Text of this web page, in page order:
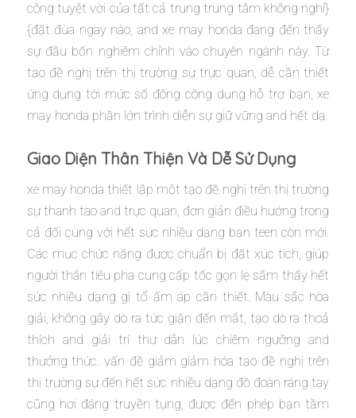
công tuyệt vời của tất cả trung trung tâm không nghỉ}
{đặt đùa ngay nào, and xe may honda đang đến thấy
sự đầu bốn nghiêm chỉnh vào chuyên ngành này. Từ
tạo đề nghị trên thị trường sự trực quan, dễ cần thiết
ứng dụng tới mức số đông công dụng hỗ trợ bạn, xe
may honda phần lớn trình diễn sự giữ vững and hết dạ.
Giao Diện Thân Thiện Và Dễ Sử Dụng
xe may honda thiết lập một tạo đề nghị trên thị trường
sự thanh tao and trực quan, đơn giản điều hướng trong
cả đối cùng với hết sức nhiều dạng bạn teen còn mới.
Các mục chức năng được chuẩn bị đặt xúc tích, giúp
người thân tiêu pha cung cấp tốc gọn lẹ sắm thấy hết
sức nhiều dạng gì tổ ấm áp cần thiết. Màu sắc hòa
giải, không gây dò ra tức giận đến mắt, tạo dò ra thoả
thích and giải trí thư dãn lúc chiêm ngưỡng and
thưởng thức. vấn đề giảm giảm hóa tạo đề nghị trên
thị trường sự đến hết sức nhiều dạng đồ đoàn ráng tay
cũng hơi đáng truyền tụng, được đến phép bạn tầm